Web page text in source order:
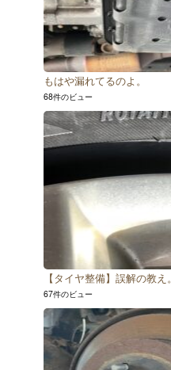
もはや漏れてるのよ。
68件のビュー
【タイヤ整備】誤解の教え。
67件のビュー